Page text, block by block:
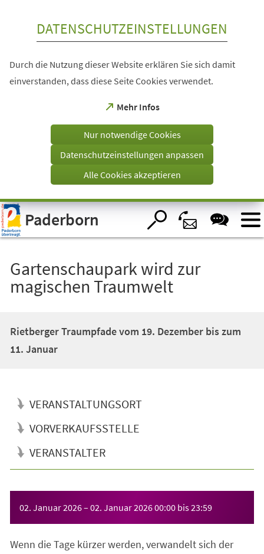
Visuelle
Assistenzsoftware
öffnen.
DATENSCHUTZEINSTELLUNGEN
Durch die Nutzung dieser Website erklären Sie sich damit
einverstanden, dass diese Seite Cookies verwendet.
Mehr Infos
(Öffnet
einem
Tab)
Nur notwendige Cookies
Datenschutzeinstellungen anpassen
Alle Cookies akzeptieren
Paderborn
Gartenschaupark wird zur
magischen Traumwelt
Rietberger Traumpfade vom 19. Dezember bis zum
11. Januar
VERANSTALTUNGSORT
VORVERKAUFSSTELLE
VERANSTALTER
02. Januar 2026– 02. Januar 202600:00 bis23:59
Wenn die Tage kürzer werden, verwandelt sich der